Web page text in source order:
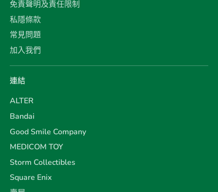
免責聲明及責任限制
私隱條款
常見問題
加入我們
連結
ALTER
Bandai
Good Smile Company
MEDICOM TOY
Storm Collectibles
Square Enix